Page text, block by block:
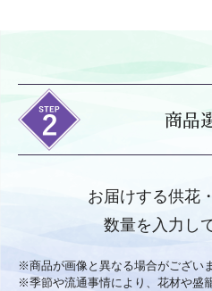
商品
お届けする供花
数量を入力し
※商品が画像と異なる場合がございま
※季節や流通事情により、花材や盛